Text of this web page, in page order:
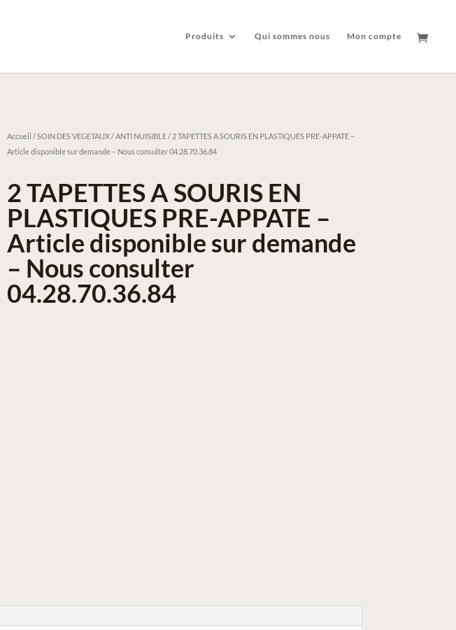
Produits Qui sommes nous Mon compte
Accueil /SOIN DES VEGETAUX / ANTI NUISIBLE/ 2 TAPETTES A SOURIS EN PLASTIQUES PRE-APPATE –
Article disponible sur demande – Nous consulter 04.28.70.36.84
2 TAPETTES A SOURIS EN
PLASTIQUES PRE-APPATE –
Article disponible sur demande
– Nous consulter
04.28.70.36.84